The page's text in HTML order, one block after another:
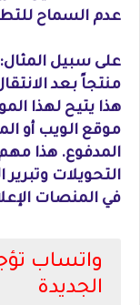
عدم السماح
على سبيل
منتجاً بعد
هذا يتيح لهذا
موقع الويب أو
المدفوع. هذا
التحويلات وتبرير
في المنصات
واتساب
الجديدة